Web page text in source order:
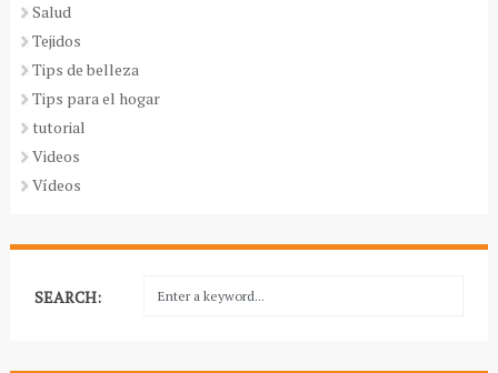
Salud
Tejidos
Tips de belleza
Tips para el hogar
tutorial
Videos
Vídeos
SEARCH: